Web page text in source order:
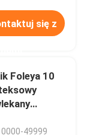
się z
Foleya 10
49999